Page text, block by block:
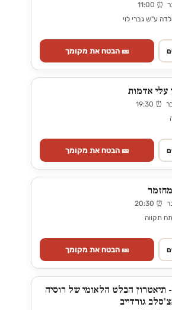
ע"ש גברי לוי
🎫 הבטח את מקומך
עלי אדמות
🎫 הבטח את מקומך
תקווה
🎫 הבטח את מקומך
תיאטרון הבלט הלאומי של רוסיה
גורדייב